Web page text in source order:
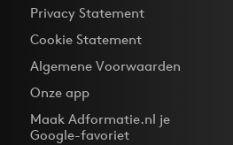
Privacy Statement
Cookie Statement
Algemene Voorwaarden
Onze app
Maak Adformatie.nl je
Google-favoriet